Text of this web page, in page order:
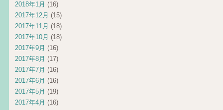
2018年1月 (16)
2017年12月 (15)
2017年11月 (18)
2017年10月 (18)
2017年9月 (16)
2017年8月 (17)
2017年7月 (16)
2017年6月 (16)
2017年5月 (19)
2017年4月 (16)